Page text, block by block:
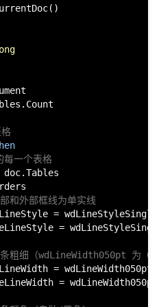
一个表格
doc.Tables
和外部框线为单实线
wdLineStyleSingle
=
粗细（wdLineWidth050pt 为
wdLineWidth050pt
= wdLineWidth050pt